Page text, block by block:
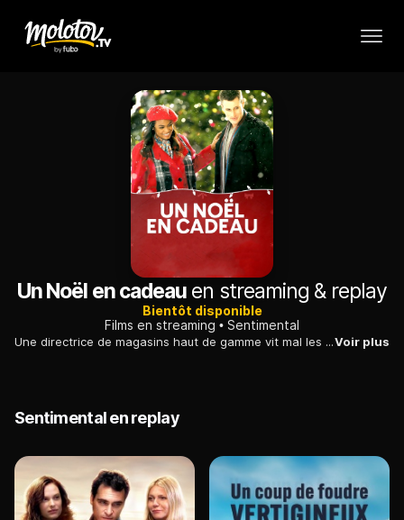
Un Noël en cadeau en streaming & replay
Bientôt disponible
Films en streaming
Sentimental
Une directrice de magasins haut de gamme vit mal les fêtes de fin d'année. Sa nièce fait le souhait que la solitude de sa tante soit enfin rompue.Voir plus
Sentimental en replay